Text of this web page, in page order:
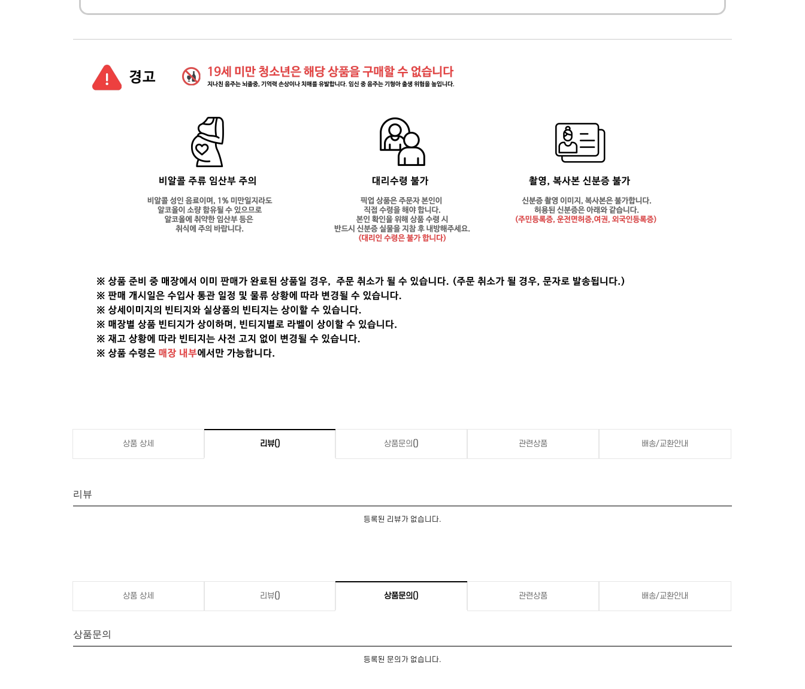
상품 상세 리뷰() 상품문의 () 관련상품 배송/교환안내
리뷰
등록된 리뷰가 없습니다.
상품 상세 리뷰() 상품문의 () 관련상품 배송/교환안내
상품문의
등록된 문의가 없습니다.